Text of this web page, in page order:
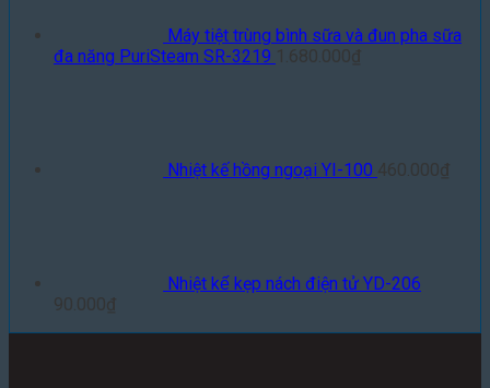
Máy tiệt trùng bình sữa và đun pha sữa
đa năng PuriSteam SR-3219 1.680.000₫
Nhiệt kế hồng ngoại YI-100 460.000₫
Nhiệt kế kẹp nách điện tử YD-206
90.000₫